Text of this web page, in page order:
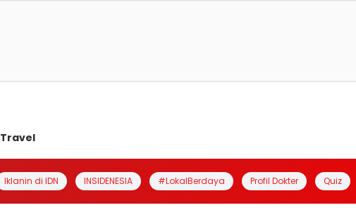
Travel
Iklanin di IDN INSIDENESIA #LokalBerdaya Profil Dokter Quiz